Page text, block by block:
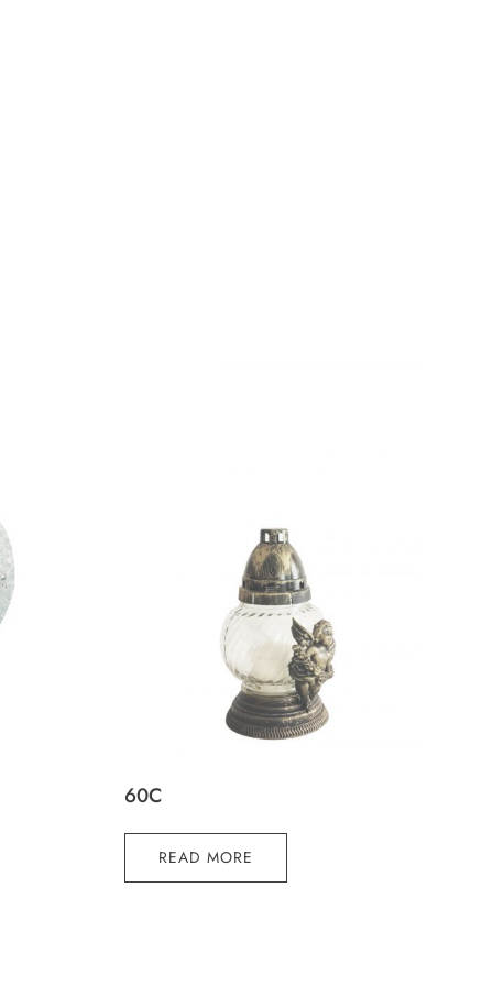
60C
READ MORE